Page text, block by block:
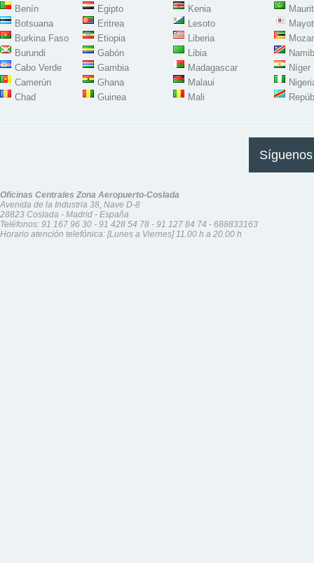
Benín
Botsuana
Burkina Faso
Burundi
Cabo Verde
Camerún
Chad
Egipto
Eritrea
Etiopia
Gabón
Gambia
Ghana
Guinea
Kenia
Lesoto
Liberia
Libia
Madagascar
Malaui
Mali
Níger
Oficinas Centrales Zona Aeropuerto-Coslada
Avenida de la Industria 38, Nave D-8
28823 Coslada - Madrid - España
Teléfonos: 91 167 96 30 - 91 428 54 78 - 91 127 84 74 - 688833163
Horario atención telefónica: [Lunes a Viernes] 11.00 h a 20.00 h